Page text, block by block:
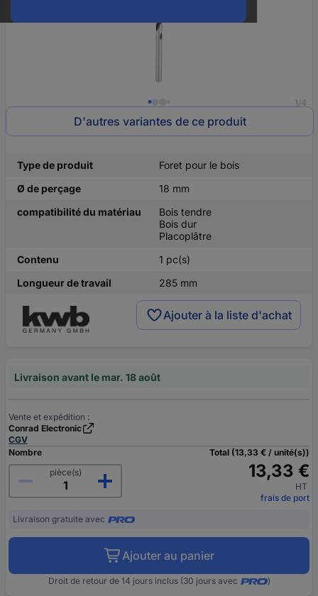
1/4
D'autres variantes de ce produit
Type de produit
Foret pour le bois
Ø de perçage
18 mm
compatibilité du matériau
Bois tendre
Bois dur
Placoplâtre
Contenu
1 pc(s)
Longueur de travail
285 mm
Ajouter à la liste d'achat
Livraison avant le mar. 18 août
Vente et expédition :
Conrad Electronic
CGV
Nombre
pièce(s)
Total (13,33 € / unité(s))
13,33 €
HT
frais de port
Livraison gratuite avec
Ajouter au panier
Droit de retour de 14 jours inclus (30 jours avec )